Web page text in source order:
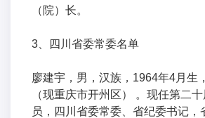
（院）长。
3、四川省委常委名单
廖建宇，男，汉族，1964年4月生
（现重庆市开州区） 。现任第二
员，四川省委常委、省纪委书记，